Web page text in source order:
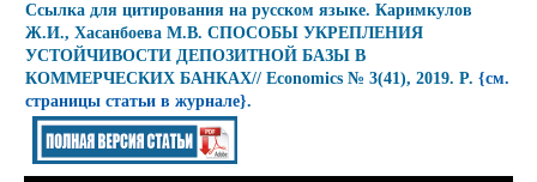
Cсылка для цитирования на русском языке. Каримкулов
Ж.И., Хасанбоева М.В. СПОСОБЫ УКРЕПЛЕНИЯ
УСТОЙЧИВОСТИ ДЕПОЗИТНОЙ БАЗЫ В
КОММЕРЧЕСКИХ БАНКАХ// Economics № 3(41), 2019. P. {см.
страницы статьи в журнале}.